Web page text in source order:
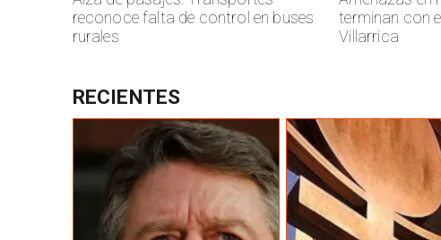
reconoce falta de control en buses
rurales
terminan con
Villarrica
RECIENTES